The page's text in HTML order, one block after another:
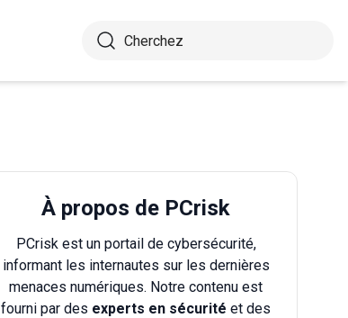
À propos de PCrisk
PCrisk est un portail de cybersécurité,
informant les internautes sur les dernières
menaces numériques. Notre contenu est
fourni par des experts en sécurité et des